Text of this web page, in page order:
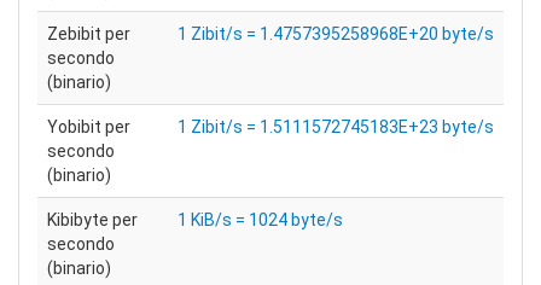
Zebibit per
secondo
(binario)
1 Zibit/s = 1.4757395258968E+20 byte/s
Yobibit per
secondo
(binario)
1 Zibit/s = 1.5111572745183E+23 byte/s
Kibibyte per
secondo
(binario)
1 KiB/s = 1024 byte/s